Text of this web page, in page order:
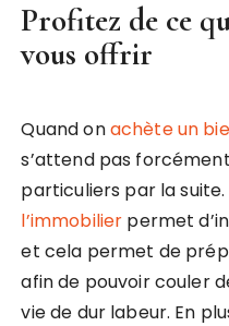
Profitez de ce
vous offrir
Quand onachète un
s’attend pas
particuliers par la
l’immobilier permet
et cela permet de
afin de pouvoir couler
vie de dur labeur. En